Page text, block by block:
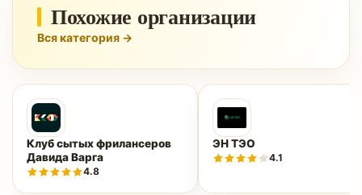
Похожие организации
Вся категория →
Клуб сытых фрилансеров
Давида Варга
4.8
ЭН ТЭО
4.1